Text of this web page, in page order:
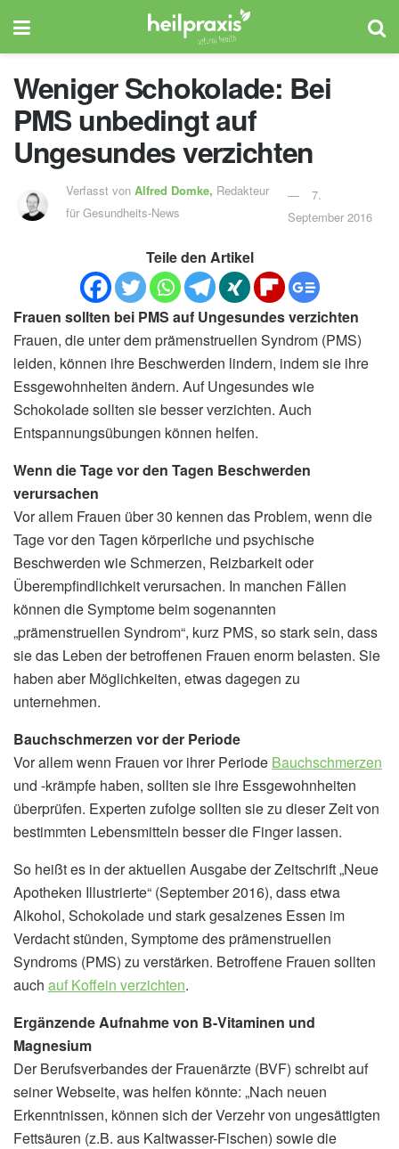
Weniger Schokolade: Bei
PMS unbedingt auf
Ungesundes verzichten
Verfasst vonAlfred Domke, Redakteur
für Gesundheits-News
7.
September 2016
Teile den Artikel
Frauen sollten bei PMS auf Ungesundes verzichten
Frauen, die unter dem prämenstruellen Syndrom (PMS)
leiden, können ihre Beschwerden lindern, indem sie ihre
Essgewohnheiten ändern. Auf Ungesundes wie
Schokolade sollten sie besser verzichten. Auch
Entspannungsübungen können helfen.
Wenn die Tage vor den Tagen Beschwerden
verursachen
Vor allem Frauen über 30 kennen das Problem, wenn die
Tage vor den Tagen körperliche und psychische
Beschwerden wie Schmerzen, Reizbarkeit oder
Überempfindlichkeit verursachen. In manchen Fällen
können die Symptome beim sogenannten
„prämenstruellen Syndrom“, kurz PMS, so stark sein, dass
sie das Leben der betroffenen Frauen enorm belasten. Sie
haben aber Möglichkeiten, etwas dagegen zu
unternehmen.
Bauchschmerzen vor der Periode
Vor allem wenn Frauen vor ihrer Periode Bauchschmerzen
und -krämpfe haben, sollten sie ihre Essgewohnheiten
überprüfen. Experten zufolge sollten sie zu dieser Zeit von
bestimmten Lebensmitteln besser die Finger lassen.
So heißt es in der aktuellen Ausgabe der Zeitschrift „Neue
Apotheken Illustrierte“ (September 2016), dass etwa
Alkohol, Schokolade und stark gesalzenes Essen im
Verdacht stünden, Symptome des prämenstruellen
Syndroms (PMS) zu verstärken. Betroffene Frauen sollten
auch auf Koffein verzichten.
Ergänzende Aufnahme von B-Vitaminen und
Magnesium
Der Berufsverbandes der Frauenärzte (BVF) schreibt auf
seiner Webseite, was helfen könnte: „Nach neuen
Erkenntnissen, können sich der Verzehr von ungesättigten
Fettsäuren (z.B. aus Kaltwasser-Fischen) sowie die